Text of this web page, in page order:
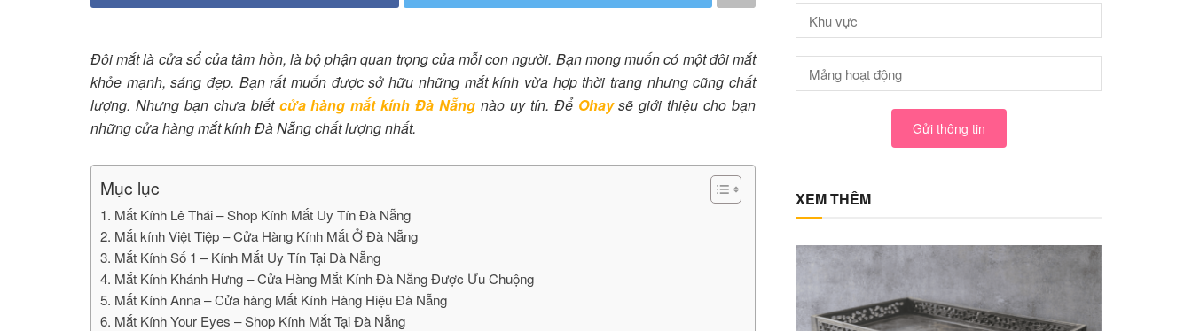
Đôi mắt là cửa sổ của tâm hồn, là bộ phận quan trọng của mỗi con người. Bạn mong muốn có một đôi mắt
khỏe mạnh, sáng đẹp. Bạn rất muốn được sở hữu những mắt kính vừa hợp thời trang nhưng cũng chất
lượng. Nhưng bạn chưa biết cửa hàng mắt kính Đà Nẵng nào uy tín. Để Ohaysẽ giới thiệu cho bạn
những cửa hàng mắt kính Đà Nẵng chất lượng nhất.
Mục lục
1. Mắt Kính Lê Thái – Shop Kính Mắt Uy Tín Đà Nẵng
2. Mắt kính Việt Tiệp – Cửa Hàng Kính Mắt Ở Đà Nẵng
3. Mắt Kính Số 1 – Kính Mắt Uy Tín Tại Đà Nẵng
4. Mắt Kính Khánh Hưng – Cửa Hàng Mắt Kính Đà Nẵng Được Ưu Chuộng
5. Mắt Kính Anna – Cửa hàng Mắt Kính Hàng Hiệu Đà Nẵng
6. Mắt Kính Your Eyes – Shop Kính Mắt Tại Đà Nẵng
Gửi thông tin
XEM THÊM